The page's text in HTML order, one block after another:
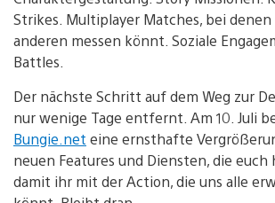
Strikes. Multiplayer Matches, bei
anderen messen könnt. Soziale
Battles.
Der nächste Schritt auf dem Weg zur
nur wenige Tage entfernt. Am 10. Juli
Bungie.net eine ernsthafte
neuen Features und Diensten, die
damit ihr mit der Action, die uns alle